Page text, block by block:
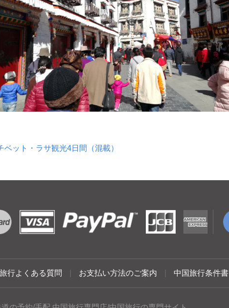
ベット・ラサ観光4日間（混載）
行よくある質問 お支払い方法のご案内 中国旅行条件書